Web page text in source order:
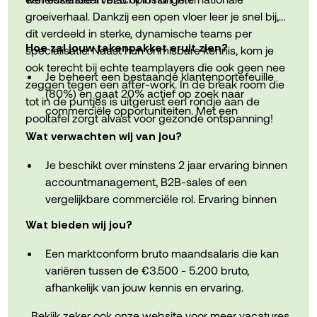
van medewerkers via interne en externe
opleidingen.
Een omgeving waar initiatief wordt
aangemoedigd, verantwoordelijkheid
vanzelfsprekend is en je de vrijheid krijgt om
mee te bouwen aan de verdere digitalisering
van een internationaal productiebedrijf.
Tot slot kom je terecht in een hecht team met
kennisdeling en een no-nonsense mentaliteit
centraal staan.
groeiverhaal. Dankzij een open vloer leer je snel bij,
dit verdeeld in sterke, dynamische teams per
specialisatie. Naast hun onmisbare kennis, kom je
ook terecht bij echte teamplayers die ook geen nee
zeggen tegen een after-work. In de break room die
tot in de puntjes is uitgerust een rondje aan de
pooltafel zorgt alvast voor gezonde ontspanning!
Hoe zal jouw takenpakket eruit zien?
Je beheert een bestaande klantenportefeuille
(80%) en gaat 20% actief op zoek naar
commerciële opportuniteiten. Met een
consultatieve aanpak detecteer je
verbeterpunten, begeleid je klanten naar nieuwe
softwareoplossingen en realiseer je succesvolle
upselltrajecten.
Je bent regelmatig onderweg naar klanten voor
opstellen van offertes en
aanbestedingsdossiers. Je fungeert als een
echte sparringpartner die vertrouwen opbouwt
op lange termijn.
Wat verwachten wij van jou?
Je beschikt over minstens 2 jaar ervaring binnen
accountmanagement, B2B-sales of een
vergelijkbare commerciële rol. Ervaring binnen
must.
Je bent een mature gesprekspartner die klanten
op een heldere en overtuigende manier kan
adviseren. Je bouwt duurzame relaties op en
Wat bieden wij jou?
Een marktconform bruto maandsalaris die kan
variëren tussen de €3.500 - 5.200 bruto,
afhankelijk van jouw kennis en ervaring.